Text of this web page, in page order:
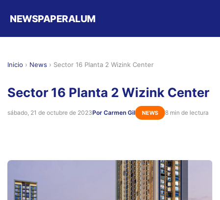
NEWSPAPERALUM
Inicio › News › Sector 16 Planta 2 Wizink Center
Sector 16 Planta 2 Wizink Center
sábado, 21 de octubre de 2023Por Carmen Gil NEWS 8 min de lectura